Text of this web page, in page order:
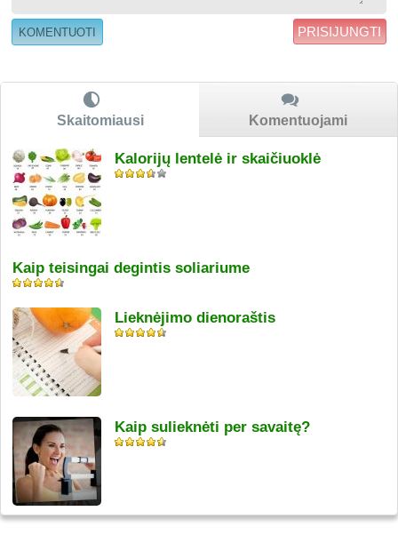
PRISIJUNGTI
Skaitomiausi Komentuojami
Kalorijų lentelė ir skaičiuoklė
Kaip teisingai degintis soliariume
Lieknėjimo dienoraštis
Kaip sulieknėti per savaitę?